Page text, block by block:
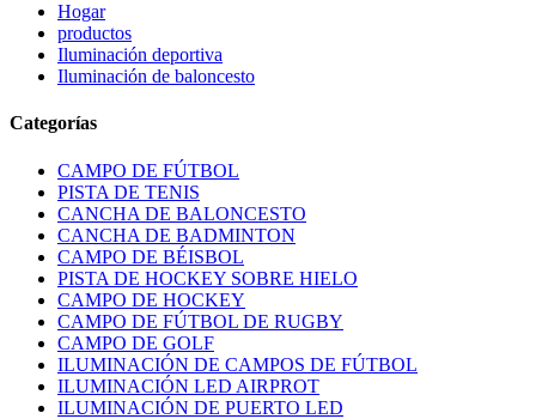
Hogar
productos
Iluminación deportiva
Iluminación de baloncesto
Categorías
CAMPO DE FÚTBOL
PISTA DE TENIS
CANCHA DE BALONCESTO
CANCHA DE BADMINTON
CAMPO DE BÉISBOL
PISTA DE HOCKEY SOBRE HIELO
CAMPO DE HOCKEY
CAMPO DE FÚTBOL DE RUGBY
CAMPO DE GOLF
ILUMINACIÓN DE CAMPOS DE FÚTBOL
ILUMINACIÓN LED AIRPROT
ILUMINACIÓN DE PUERTO LED